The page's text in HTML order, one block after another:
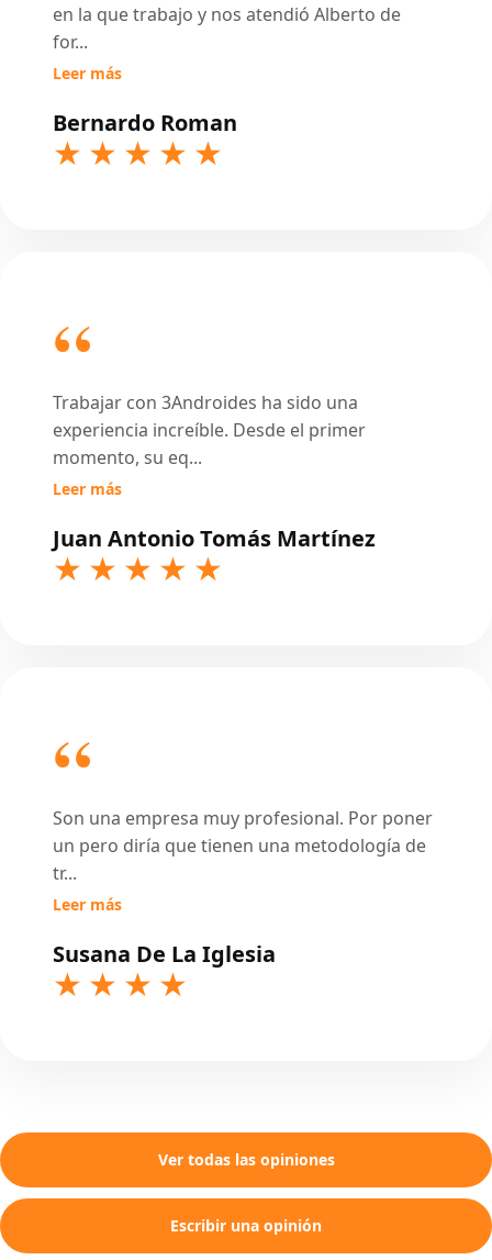
Bernardo Roman
en la que trabajo y nos atendió Alberto de
for...
Leer más
Juan Antonio Tomás Martínez
Trabajar con 3Androides ha sido una
experiencia increíble. Desde el primer
momento, su eq...
Leer más
Susana De La Iglesia
Son una empresa muy profesional. Por poner
un pero diría que tienen una metodología de
tr...
Leer más
Ver todas las opiniones
Escribir una opinión